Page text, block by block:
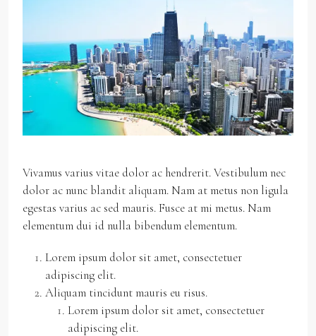
Vivamus varius vitae dolor ac hendrerit. Vestibulum nec
dolor ac nunc blandit aliquam. Nam at metus non ligula
egestas varius ac sed mauris. Fusce at mi metus. Nam
elementum dui id nulla bibendum elementum.
Lorem ipsum dolor sit amet, consectetuer
adipiscing elit.
Aliquam tincidunt mauris eu risus.
Lorem ipsum dolor sit amet, consectetuer
adipiscing elit.